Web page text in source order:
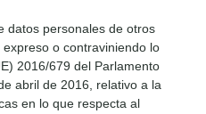
datos personales de otros
o contraviniendo lo
2016/679 del Parlamento
abril de 2016, relativo a la
en lo que respecta al